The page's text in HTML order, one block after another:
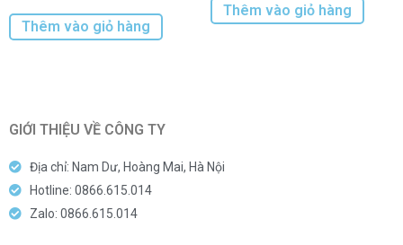
Thêm vào giỏ hàng
Thêm vào giỏ hàng
GIỚI THIỆU VỀ CÔNG TY
Địa chỉ: Nam Dư, Hoàng Mai, Hà Nội
Hotline: 0866.615.014
Zalo: 0866.615.014